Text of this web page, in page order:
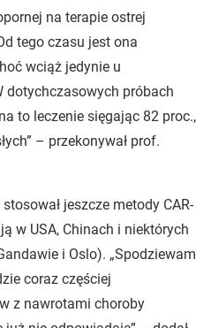
na terapie ostrej
tego czasu jest ona
wciąż jedynie u
dotychczasowych próbach
to leczenie sięgając 82 proc.,
– przekonywał prof.
jeszcze metody CAR-
w USA, Chinach i niektórych
i Oslo). „Spodziewam
coraz częściej
z nawrotami choroby